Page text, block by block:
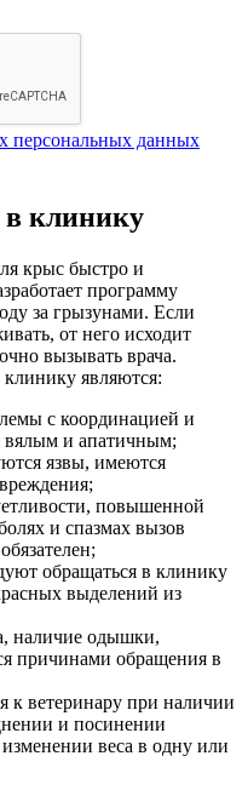
персональных данных
клинику
крыс быстро и
программу
за грызунами. Если
от него исходит
вызывать врача.
являются:
с координацией и
вялым и апатичным;
язвы, имеются
повышенной
и спазмах вызов
обращаться в клинику
выделений из
наличие одышки,
причинами обращения в
к ветеринару при наличии
и посинении
веса в одну или